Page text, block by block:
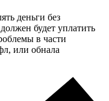
деньги без
будет уплатить
в части
или обнала